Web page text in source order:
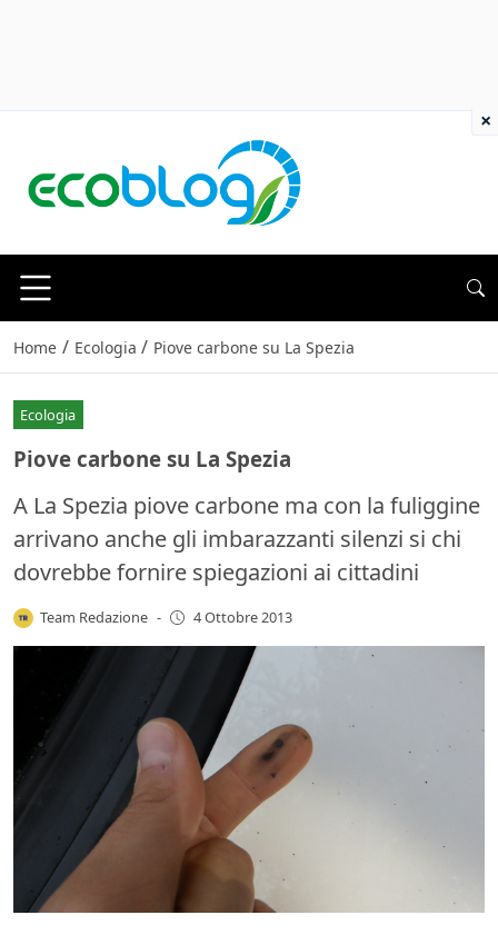
Home / Ecologia / Piove carbone su La Spezia
Ecologia
Piove carbone su La Spezia
A La Spezia piove carbone ma con la fuliggine
arrivano anche gli imbarazzanti silenzi si chi
dovrebbe fornire spiegazioni ai cittadini
Team Redazione - 4 Ottobre 2013
×